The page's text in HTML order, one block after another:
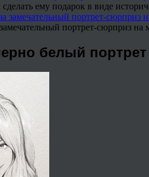
ему подарок в виде
портрет-сюрприз на
белый портрет